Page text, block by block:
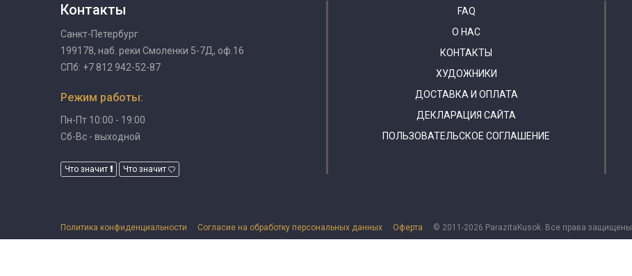
Контакты
Санкт-Петербург
199178, наб. реки Смоленки 5-7Д, оф.16
СПб: +7 812 942-52-87
Режим работы:
Пн-Пт 10:00 - 19:00
Сб-Вс - выходной
Что значит Что значит
FAQ
О НАС
КОНТАКТЫ
ХУДОЖНИКИ
ДОСТАВКА И ОПЛАТА
ДЕКЛАРАЦИЯ САЙТА
ПОЛЬЗОВАТЕЛЬСКОЕ СОГЛАШЕНИЕ
Политика конфиденциальности Согласие на обработку персональных данных Оферта © 2011-2026 ParazitaKusok. Все права защищены.